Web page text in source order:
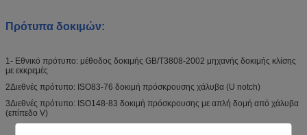
Πρότυπα δοκιμών:
1- Εθνικό πρότυπο: μέθοδος δοκιμής GB/T3808-2002 μηχανής δοκιμής κλίσης
με εκκρεμές
2Διεθνές πρότυπο: ISO83-76 δοκιμή πρόσκρουσης χάλυβα (U notch)
3Διεθνές πρότυπο: ISO148-83 δοκιμή πρόσκρουσης με απλή δομή από χάλυβα
(επίπεδο V)